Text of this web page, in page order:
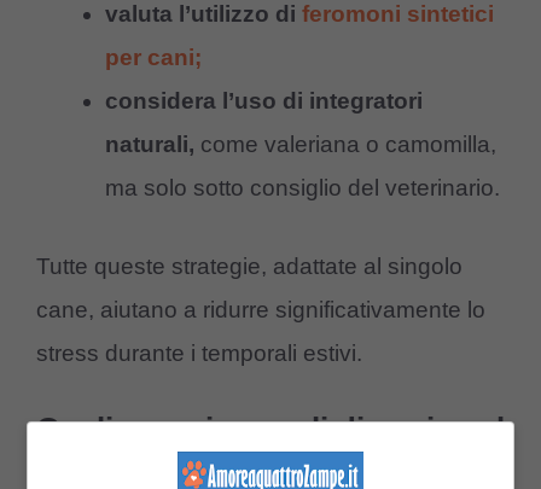
valuta l’utilizzo di feromoni sintetici
per cani;
considera l’uso di integratori
naturali, come valeriana o camomilla,
ma solo sotto consiglio del veterinario.
Tutte queste strategie, adattate al singolo
cane, aiutano a ridurre significativamente lo
stress durante i temporali estivi.
Quali sono i segnali di ansia nel
cane spaventato dal